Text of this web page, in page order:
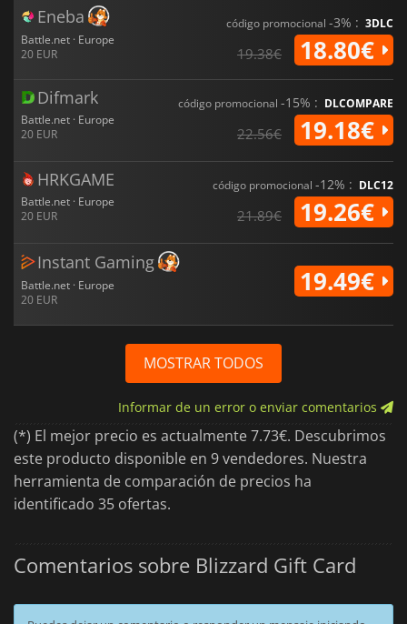
Eneba
Battle.net · Europe
20 EUR
código promocional -3% : 3DLC
19.38€ 18.80€
Difmark
Battle.net · Europe
20 EUR
código promocional -15% : DLCOMPARE
22.56€ 19.18€
HRKGAME
Battle.net · Europe
20 EUR
código promocional -12% : DLC12
21.89€ 19.26€
Instant Gaming
Battle.net · Europe
20 EUR
19.49€
MOSTRAR TODOS
Informar de un error o enviar comentarios
(*) El mejor precio es actualmente 7.73€. Descubrimos
este producto disponible en 9 vendedores. Nuestra
herramienta de comparación de precios ha
identificado 35 ofertas.
Comentarios sobre Blizzard Gift Card